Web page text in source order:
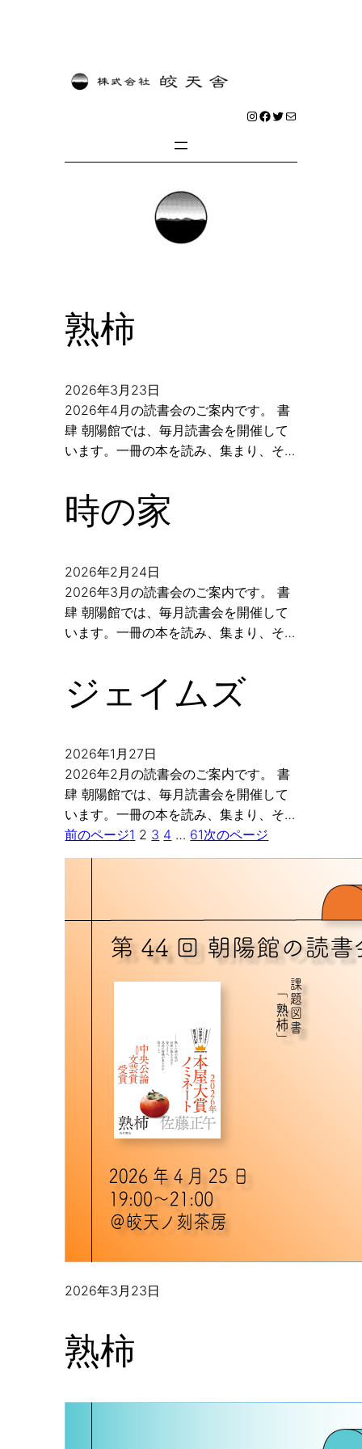
Instagram
Facebook
Twitter
メール
熟柿
2026年3月23日
2026年4月の読書会のご案内です。 書
肆 朝陽館では、毎月読書会を開催して
います。一冊の本を読み、集まり、そ…
時の家
2026年2月24日
2026年3月の読書会のご案内です。 書
肆 朝陽館では、毎月読書会を開催して
います。一冊の本を読み、集まり、そ…
ジェイムズ
2026年1月27日
2026年2月の読書会のご案内です。 書
肆 朝陽館では、毎月読書会を開催して
います。一冊の本を読み、集まり、そ…
前のページ1 2 3 4 … 61次のページ
2026年3月23日
熟柿